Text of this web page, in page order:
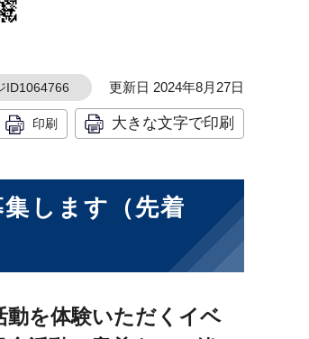
ID1064766 更新日 2024年8月27日
印刷 大きな文字で印刷
します（先着
動を体験いただくイベ